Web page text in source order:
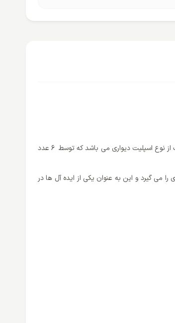
احتمالا شنیده اید که رنگ و یا حتی دیزاینی که برای ساختار کلی انواع لوازم و وسایل در نظر گرفته شده، تاثیر زیادی روی نمای داخلی اتاق ها دارد. کولر گازی سامسونگ از نوع اسپلیت دیواری می باشد که توسط 6 عدد
می گیرد و این به عنوان یکی از ایده آل ها در